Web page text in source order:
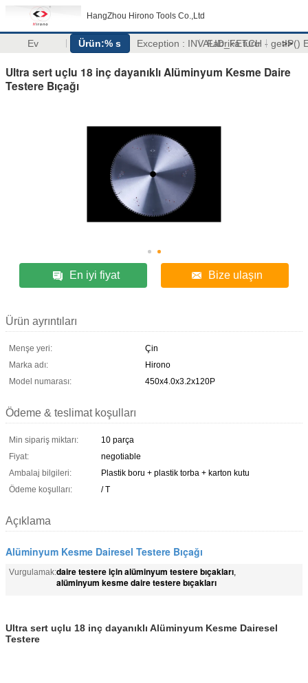
HangZhou Hirono Tools Co.,Ltd
Ev Ürün:% s Exception : INVALID_FETCH - getIP()
Fabrika turu >>
Ultra sert uçlu 18 inç dayanıklı Alüminyum Kesme Daire
Testere Bıçağı
En iyi fiyat Bize ulaşın
Ürün ayrıntıları
Menşe yeri:
Çin
Marka adı:
Hirono
Model numarası:
450x4.0x3.2x120P
Ödeme & teslimat koşulları
Min sipariş miktarı:
10 parça
Fiyat:
negotiable
Ambalaj bilgileri:
Plastik boru + plastik torba + karton kutu
Ödeme koşulları:
/ T
Açıklama
Alüminyum Kesme Dairesel Testere Bıçağı
Vurgulamak:daire testere için alüminyum testere bıçakları,
alüminyum kesme daire testere bıçakları
Ultra sert uçlu 18 inç dayanıklı Alüminyum Kesme Dairesel
Testere